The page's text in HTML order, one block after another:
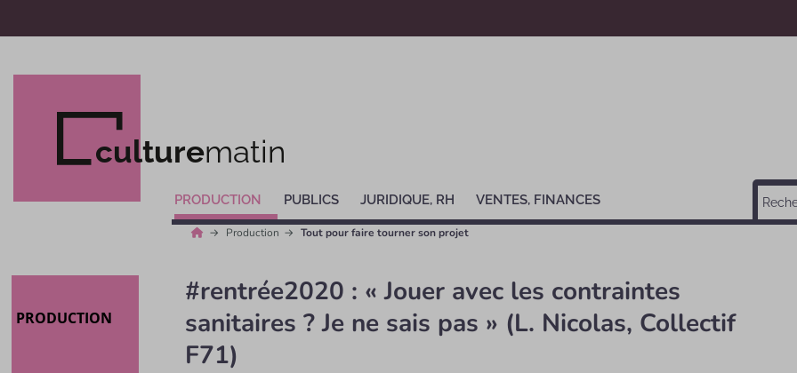
culturematin
PRODUCTION PUBLICS JURIDIQUE, RH VENTES, FINANCES
Production Tout pour faire tourner son projet
PRODUCTION
#rentrée2020 : « Jouer avec les contraintes
sanitaires ? Je ne sais pas » (L. Nicolas, Collectif
F71)